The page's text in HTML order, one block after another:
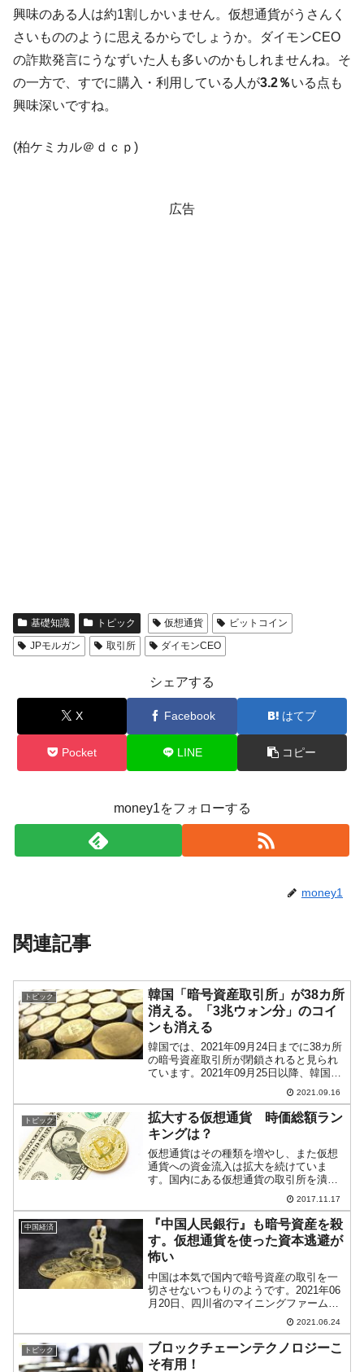
『Money1』
在韓米国大使スティールが着韓！⇒ さっそ
く空港に詰めかけ「出て行け！」「極右勢力」のプラカー
ドを掲げる「在韓反米勢力」
『Money1』
韓国政府「2035年までに18.4GW規模のAIデ
ータセンター整備」⇒ だから無理だってば。
ほぼ終わった」
興味のある人は約1割しかいません。仮想通貨がうさんく
さいもののように思えるからでしょうか。ダイモンCEO
の詐欺発言にうなずいた人も多いのかもしれませんね。そ
の一方で、すでに購入・利用している人が3.2％いる点も
興味深いですね。
(柏ケミカル＠ｄｃｐ)
広告
基礎知識 トピック 仮想通貨
ビットコイン
JPモルガン
取引所 ダイモンCEO
シェアする
X Facebook はてブ
Pocket LINE コピー
money1をフォローする
money1
関連記事
トピック
韓国「暗号資産取引所」が38カ所
消える。「3兆ウォン分」のコイ
ンも消える
韓国では、2021年09月24日までに38カ所
の暗号資産取引所が閉鎖されると見られ
ています。2021年09月25日以降、韓国内
で営業できる暗号資産取引所は当局に認
可されたところだけになります。09月24
日までに申請書を出して認可されなけれ
ば...
2021.09.16
トピック
拡大する仮想通貨 時価総額ラン
キングは？
仮想通貨はその種類を増やし、また仮想
通貨への資金流入は拡大を続けていま
す。国内にある仮想通貨の取引所を潰し
た中国も、実は独自の仮想通貨を発行す
る準備をしているなど、仮想通貨は世界
的にも存在感を増しているのです。2017
年11月16日現在の仮...
2017.11.17
中国経済
『中国人民銀行』も暗号資産を殺
す。仮想通貨を使った資本逃避が
怖い
中国は本気で国内で暗号資産の取引を一
切させないつもりのようです。2021年06
月20日、四川省のマイニングファームの
90％がシャットダウンさせられました
が、翌21日、『中国人民銀行』は暗号資
産取り締まり強化についてのプレスリリ
ースを出しまし...
2021.06.24
トピック
ブロックチェーンテクノロジーこ
そ有用！